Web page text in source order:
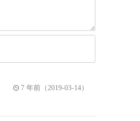
7 年前（2019-03-14）